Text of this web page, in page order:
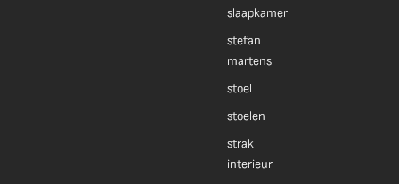
slaapkamer
stefan
martens
stoel
stoelen
strak
interieur